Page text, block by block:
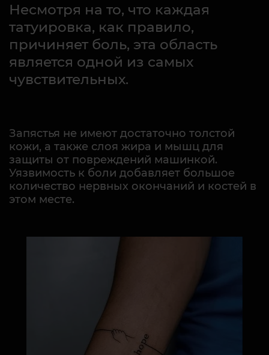
Несмотря на то, что каждая
татуировка, как правило,
причиняет боль, эта область
является одной из самых
чувствительных.
Запястья не имеют достаточно толстой
кожи, а также слоя жира и мышц для
защиты от повреждений машинкой.
Уязвимость к боли добавляет большое
количество нервных окончаний и костей в
этом месте.